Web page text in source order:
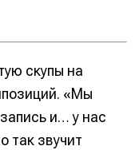
скупы на
«Мы
и… у нас
так звучит